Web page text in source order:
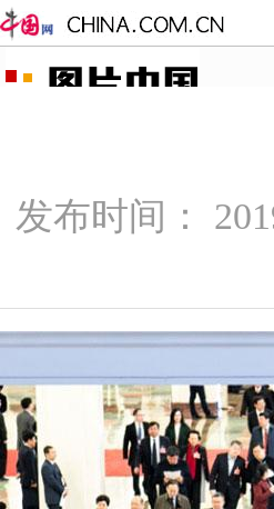
发布时间：